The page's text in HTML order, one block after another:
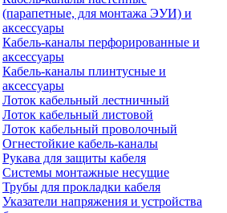
(парапетные, для монтажа ЭУИ) и
аксессуары
Кабель-каналы перфорированные и
аксессуары
Кабель-каналы плинтусные и
аксессуары
Лоток кабельный лестничный
Лоток кабельный листовой
Лоток кабельный проволочный
Огнестойкие кабель-каналы
Рукава для защиты кабеля
Системы монтажные несущие
Трубы для прокладки кабеля
Указатели напряжения и устройства